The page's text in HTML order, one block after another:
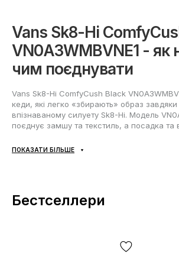
Vans Sk8-Hi
VN0A3WMBVNE1 - як
чим поєднувати
Vans Sk8-Hi ComfyCush Black
кеди, які легко «збирають» образ завдяки
впізнаваному силуету Sk8-Hi. Модель
поєднує замшу та текстиль, а посадка та
поїздок та повсякденної рутини.
Образи, з якими Vans
ПОКАЗАТИ БІЛЬШЕ
Бестселлери